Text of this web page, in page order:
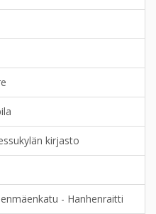
kirjasto
- Hanhenraitti